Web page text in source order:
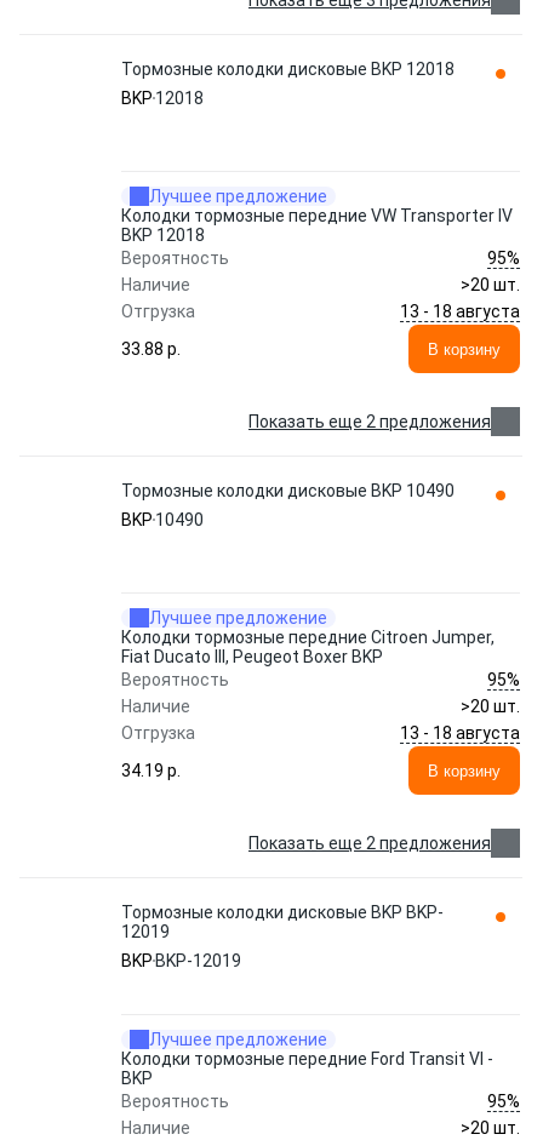
Тормозные колодки дисковые BKP 12018
BKP 12018
Лучшее предложение
Колодки тормозные передние VW Transporter IV
BKP 12018
Вероятность
95%
Наличие
>20 шт.
Отгрузка
13 - 18 августа
33.88 p.
В корзину
Показать еще 2 предложения
Тормозные колодки дисковые BKP 10490
BKP 10490
Лучшее предложение
Колодки тормозные передние Citroen Jumper,
Fiat Ducato III, Peugeot Boxer BKP
Вероятность
95%
Наличие
>20 шт.
Отгрузка
13 - 18 августа
34.19 p.
В корзину
Показать еще 2 предложения
Тормозные колодки дисковые BKP BKP-
12019
BKP BKP-12019
Лучшее предложение
Колодки тормозные передние Ford Transit VI -
BKP
Вероятность
95%
Наличие
>20 шт.